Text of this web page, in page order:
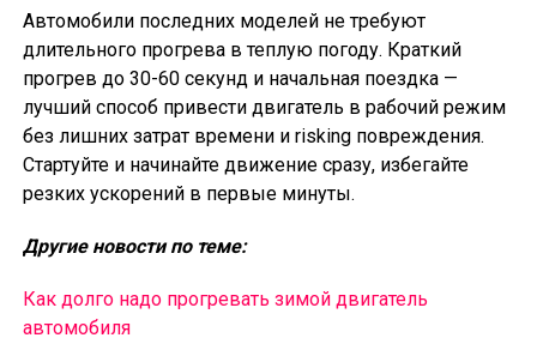
Автомобили последних моделей не требуют
длительного прогрева в теплую погоду. Краткий
прогрев до 30-60 секунд и начальная поездка —
лучший способ привести двигатель в рабочий режим
без лишних затрат времени и risking повреждения.
Стартуйте и начинайте движение сразу, избегайте
резких ускорений в первые минуты.
Другие новости по теме:
Как долго надо прогревать зимой двигатель
автомобиля